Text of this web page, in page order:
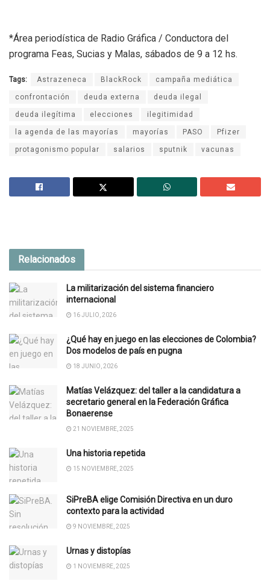
*Área periodística de Radio Gráfica / Conductora del
programa Feas, Sucias y Malas, sábados de 9 a 12 hs.
Tags: Astrazeneca BlackRock campaña mediática
confrontación deuda externa deuda ilegal
deuda ilegítima elecciones ilegitimidad
la agenda de las mayorías mayorías PASO Pfizer
protagonismo popular salarios sputnik vacunas
Relacionados
La militarización del sistema financiero
internacional
16 JULIO, 2026
¿Qué hay en juego en las elecciones de Colombia?
Dos modelos de país en pugna
18 JUNIO, 2026
Matías Velázquez: del taller a la candidatura a
secretario general en la Federación Gráfica
Bonaerense
21 NOVIEMBRE, 2025
Una historia repetida
15 NOVIEMBRE, 2025
SiPreBA elige Comisión Directiva en un duro
contexto para la actividad
9 NOVIEMBRE, 2025
Urnas y distopías
1 NOVIEMBRE, 2025